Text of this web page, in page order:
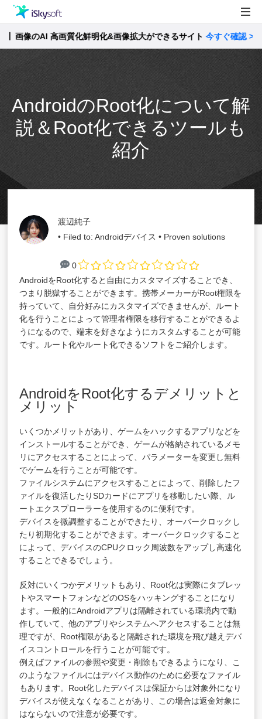
製品
Utility
製品活用事例
ストア
サポート
像のAI 高画質化鮮明化&画像拡大ができるサイト今すぐ確認 >>
AndroidのRoot化について解
説＆Root化できるツールも
紹介
渡辺純子
• Filed to:Androidデバイス • Proven solutions
0
AndroidをRoot化すると自由にカスタマイズすることでき、
つまり脱獄することができます。携帯メーカーがRoot権限を
持っていて、自分好みにカスタマイズできませんが、ルート
化を行うことによって管理者権限を移行することができるよ
うになるので、端末を好きなようにカスタムすることが可能
です。ルート化やルート化できるソフトをご紹介します。
AndroidをRoot化するデメリットと
メリット
いくつかメリットがあり、ゲームをハックするアプリなどを
インストールすることができ、ゲームが格納されているメモ
リにアクセスすることによって、パラメーターを変更し無料
でゲームを行うことが可能です。
ファイルシステムにアクセスすることによって、削除したフ
ァイルを復活したりSDカードにアプリを移動したい際、ル
ートエクスプローラーを使用するのに便利です。
デバイスを微調整することができたり、オーバークロックし
たり初期化することができます。オーバークロックすること
によって、デバイスのCPUクロック周波数をアップし高速化
することできるでしょう。
反対にいくつかデメリットもあり、Root化は実際にタブレッ
トやスマートフォンなどのOSをハッキングすることになり
ます。一般的にAndroidアプリは隔離されている環境内で動
作していて、他のアプリやシステムへアクセスすることは無
理ですが、Root権限があると隔離された環境を飛び越えデバ
イスコントロールを行うことが可能です。
例えばファイルの参照や変更・削除もできるようになり、こ
のようなファイルにはデバイス動作のために必要なファイル
もあります。Root化したデバイスは保証からは対象外になり
デバイスが使えなくなることがあり、この場合は返金対象に
はならないので注意が必要です。